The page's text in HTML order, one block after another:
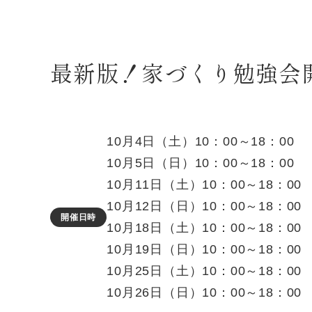
最新版！家づくり勉強
開催日時
10月4日（土）10：00～18：00
10月5日（日）10：00～18：00
10月11日（土）10：00～18：00
10月12日（日）10：00～18：00
10月18日（土）10：00～18：00
10月19日（日）10：00～18：00
10月25日（土）10：00～18：00
10月26日（日）10：00～18：00